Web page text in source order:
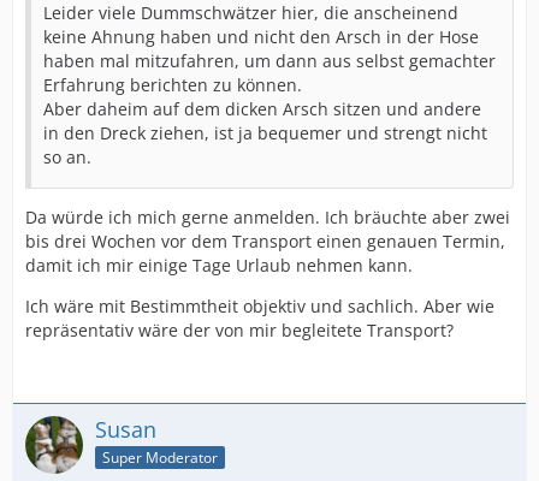
Leider viele Dummschwätzer hier, die anscheinend
keine Ahnung haben und nicht den Arsch in der Hose
haben mal mitzufahren, um dann aus selbst gemachter
Erfahrung berichten zu können.
Aber daheim auf dem dicken Arsch sitzen und andere
in den Dreck ziehen, ist ja bequemer und strengt nicht
so an.
Da würde ich mich gerne anmelden. Ich bräuchte aber zwei
bis drei Wochen vor dem Transport einen genauen Termin,
damit ich mir einige Tage Urlaub nehmen kann.
Ich wäre mit Bestimmtheit objektiv und sachlich. Aber wie
repräsentativ wäre der von mir begleitete Transport?
Susan
Super Moderator